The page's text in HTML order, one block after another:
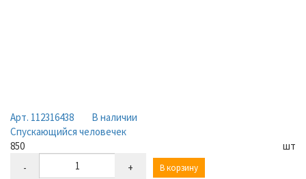
Арт. 112316438
В наличии
Спускающийся человечек
850
шт
-
+ В корзину